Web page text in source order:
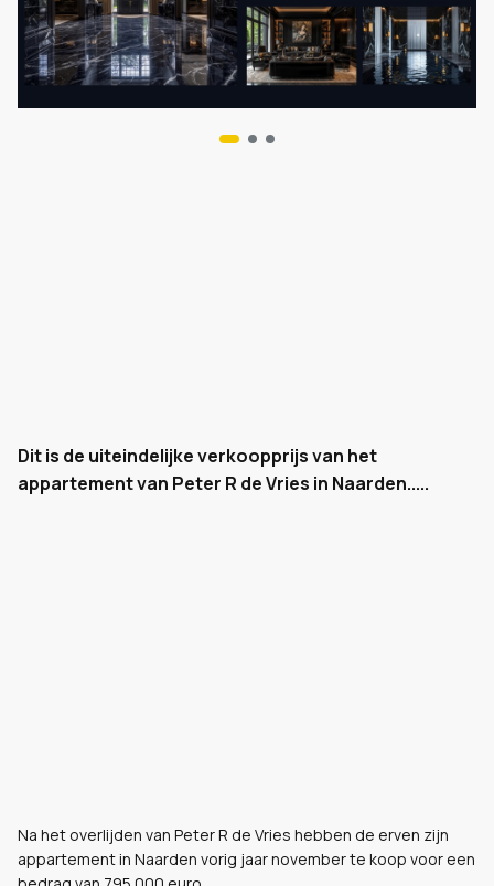
Dit is de uiteindelijke verkoopprijs van het
appartement van Peter R de Vries in Naarden.....
Na het overlijden van Peter R de Vries hebben de erven zijn
appartement in Naarden vorig jaar november te koop voor een